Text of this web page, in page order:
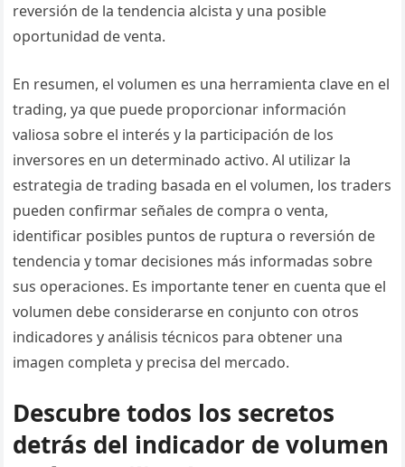
reversión de la tendencia alcista y una posible
oportunidad de venta.
En resumen, el volumen es una herramienta clave en el
trading, ya que puede proporcionar información
valiosa sobre el interés y la participación de los
inversores en un determinado activo. Al utilizar la
estrategia de trading basada en el volumen, los traders
pueden confirmar señales de compra o venta,
identificar posibles puntos de ruptura o reversión de
tendencia y tomar decisiones más informadas sobre
sus operaciones. Es importante tener en cuenta que el
volumen debe considerarse en conjunto con otros
indicadores y análisis técnicos para obtener una
imagen completa y precisa del mercado.
Descubre todos los secretos
detrás del indicador de volumen